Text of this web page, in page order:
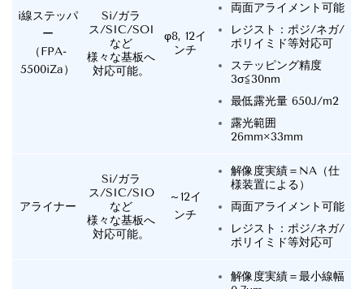
i線ステッパ
ー
（FPA-
5500iZa）
Si/ガラ
ス/SIC/SOI
など
様々な基板へ
対応可能。
φ8, 12イ
ンチ
両面アライメント可能
レジスト：ポジ/ネガ/
ポリイミド等対応可
ステッピング精度
3σ≦30nm
最低露光量 650J/m2
露光範囲
26mm×33mm
アライナー
Si/ガラ
ス/SIC/SIO
など
様々な基板へ
対応可能。
～12イ
ンチ
解像度実績＝NA（仕
様装置による）
両面アライメント可能
レジスト：ポジ/ネガ/
ポリイミド等対応可
解像度実績＝最小線幅